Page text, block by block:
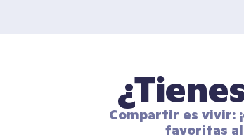
Compartir es vivir:
favoritas